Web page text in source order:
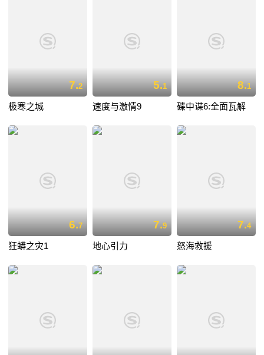
7.2
极寒之城
5.1
速度与激情9
8.1
碟中谍6:全面瓦解
6.7
狂蟒之灾1
7.9
地心引力
7.4
怒海救援